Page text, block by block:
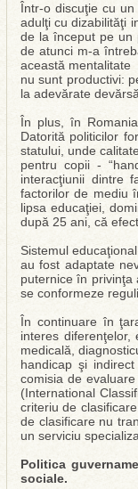
Într-o discuţie cu
adulţi cu dizabilităţi
de la început pe un
de atunci m-a
această mentalitate
nu sunt productivi:
la adevărate
În plus, în
Datorită politicilor
statului, unde
pentru copii -
interacţiunii dintre
factorilor de mediu
lipsa educaţiei,
după 25 ani, că
Sistemul
au fost adaptate
puternice în privinţa
se conformeze
În continuare în
interes diferenţelor,
medicală,
handicap şi
comisia de
(International
criteriu de
de clasificare nu
un serviciu
Politica
sociale.